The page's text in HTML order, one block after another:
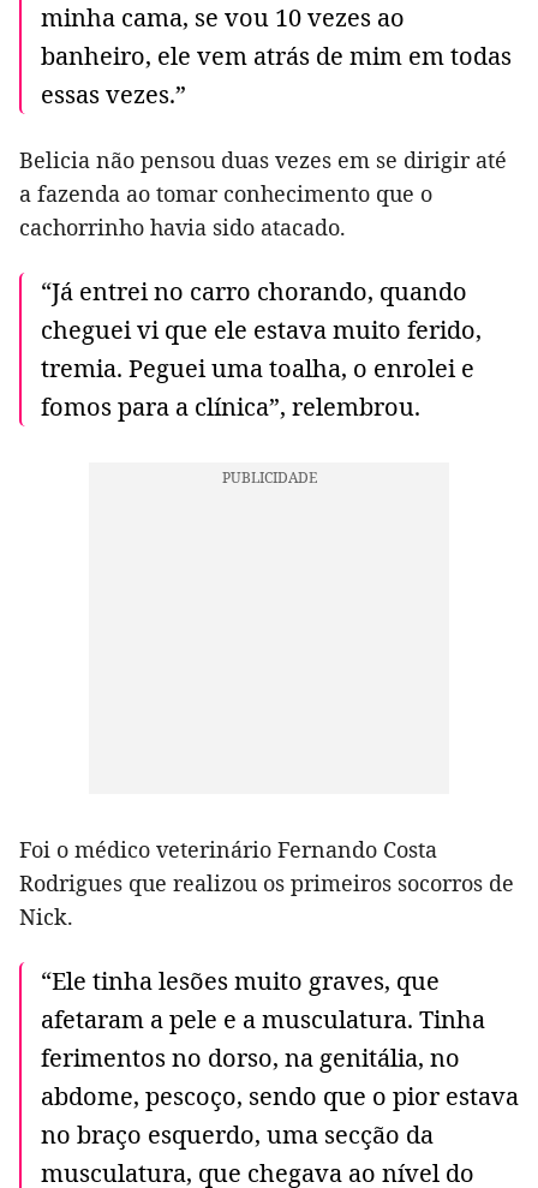
minha cama, se vou 10 vezes ao
banheiro, ele vem atrás de mim em todas
essas vezes.”
Belicia não pensou duas vezes em se dirigir até
a fazenda ao tomar conhecimento que o
cachorrinho havia sido atacado.
“Já entrei no carro chorando, quando
cheguei vi que ele estava muito ferido,
tremia. Peguei uma toalha, o enrolei e
fomos para a clínica”, relembrou.
Foi o médico veterinário Fernando Costa
Rodrigues que realizou os primeiros socorros de
Nick.
“Ele tinha lesões muito graves, que
afetaram a pele e a musculatura. Tinha
ferimentos no dorso, na genitália, no
abdome, pescoço, sendo que o pior estava
no braço esquerdo, uma secção da
musculatura, que chegava ao nível do